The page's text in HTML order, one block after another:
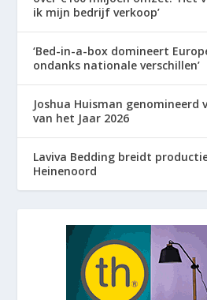
ik mijn bedrijf verkoop’
‘Bed-in-a-box domineert
ondanks nationale verschillen’
Joshua Huisman genomineerd
van het Jaar 2026
Laviva Bedding breidt
Heinenoord